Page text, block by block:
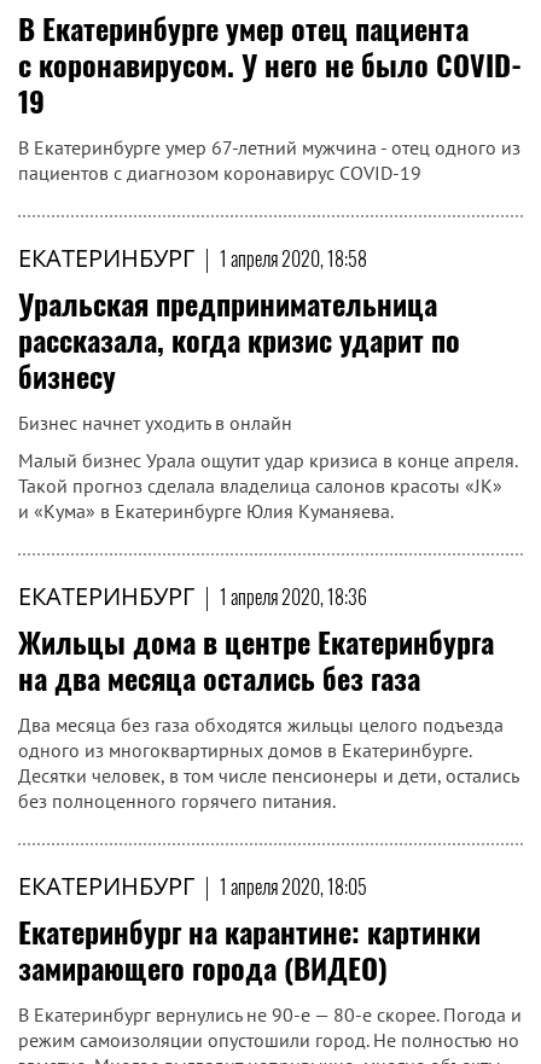
В Екатеринбурге умер отец пациента
с коронавирусом. У него не было COVID-
19
В Екатеринбурге умер 67-летний мужчина - отец одного из
пациентов с диагнозом коронавирус COVID-19
ЕКАТЕРИНБУРГ | 1 апреля 2020, 18:58
Уральская предпринимательница
рассказала, когда кризис ударит по
бизнесу
Бизнес начнет уходить в онлайн
Малый бизнес Урала ощутит удар кризиса в конце апреля.
Такой прогноз сделала владелица салонов красоты «JK»
и «Кума» в Екатеринбурге Юлия Куманяева.
ЕКАТЕРИНБУРГ | 1 апреля 2020, 18:36
Жильцы дома в центре Екатеринбурга
на два месяца остались без газа
Два месяца без газа обходятся жильцы целого подъезда
одного из многоквартирных домов в Екатеринбурге.
Десятки человек, в том числе пенсионеры и дети, остались
без полноценного горячего питания.
ЕКАТЕРИНБУРГ | 1 апреля 2020, 18:05
Екатеринбург на карантине: картинки
замирающего города (ВИДЕО)
В Екатеринбург вернулись не 90-е — 80-е скорее. Погода и
режим самоизоляции опустошили город. Не полностью но